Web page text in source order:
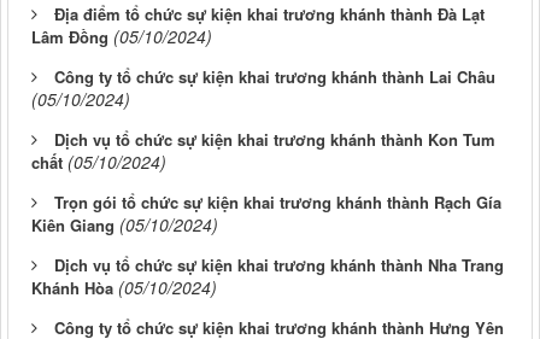
Địa điểm tổ chức sự kiện khai trương khánh thành Đà Lạt
Lâm Đồng (05/10/2024)
Công ty tổ chức sự kiện khai trương khánh thành Lai Châu
(05/10/2024)
Dịch vụ tổ chức sự kiện khai trương khánh thành Kon Tum
chất (05/10/2024)
Trọn gói tổ chức sự kiện khai trương khánh thành Rạch Gía
Kiên Giang (05/10/2024)
Dịch vụ tổ chức sự kiện khai trương khánh thành Nha Trang
Khánh Hòa (05/10/2024)
Công ty tổ chức sự kiện khai trương khánh thành Hưng Yên